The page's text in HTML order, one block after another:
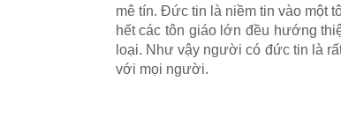
mê tín. Đức tin là niềm tin vào một
hết các tôn giáo lớn đều hướng
loại. Như vậy người có đức tin là
với mọi người.